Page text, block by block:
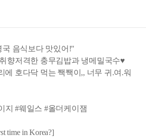
음식보다 맛있어!"
향저격한 충무김밥과 냉메밀국수♥
에 호다닥 먹는 짹짹이,, 너무 귀.여.워
지 #웨일스 #올더케이잼
time in Korea?]